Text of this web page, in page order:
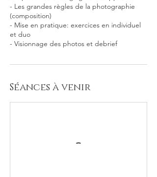
- Les grandes règles de la photographie
(composition)
- Mise en pratique: exercices en individuel
et duo
- Visionnage des photos et debrief
Séances à venir